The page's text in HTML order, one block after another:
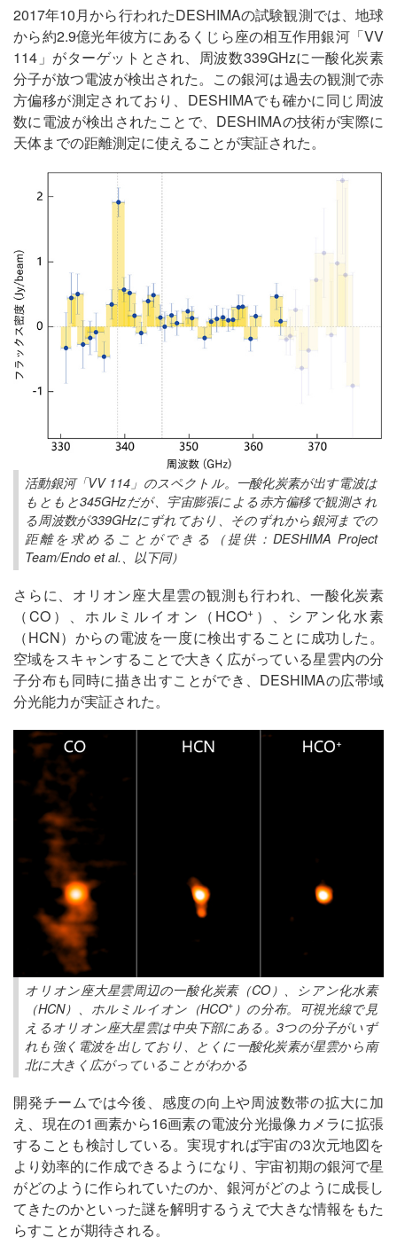
2017年10月から行われたDESHIMAの試験観測では、地球
から約2.9億光年彼方にあるくじら座の相互作用銀河「VV
114」がターゲットとされ、周波数339GHzに一酸化炭素
分子が放つ電波が検出された。この銀河は過去の観測で赤
方偏移が測定されており、DESHIMAでも確かに同じ周波
数に電波が検出されたことで、DESHIMAの技術が実際に
天体までの距離測定に使えることが実証された。
活動銀河「VV 114」のスペクトル。一酸化炭素が出す電波は
もともと345GHzだが、宇宙膨張による赤方偏移で観測され
る周波数が339GHzにずれており、そのずれから銀河までの
距離を求めることができる（提供：DESHIMA Project
Team/Endo et al.、以下同）
さらに、オリオン座大星雲の観測も行われ、一酸化炭素
（CO）、ホルミルイオン（HCO+ ）、シアン化水素
（HCN）からの電波を一度に検出することに成功した。
空域をスキャンすることで大きく広がっている星雲内の分
子分布も同時に描き出すことができ、DESHIMAの広帯域
分光能力が実証された。
オリオン座大星雲周辺の一酸化炭素（CO）、シアン化水素
（HCN）、ホルミルイオン（HCO+ ）の分布。可視光線で見
えるオリオン座大星雲は中央下部にある。3つの分子がいず
れも強く電波を出しており、とくに一酸化炭素が星雲から南
北に大きく広がっていることがわかる
開発チームでは今後、感度の向上や周波数帯の拡大に加
え、現在の1画素から16画素の電波分光撮像カメラに拡張
することも検討している。実現すれば宇宙の3次元地図を
より効率的に作成できるようになり、宇宙初期の銀河で星
がどのように作られていたのか、銀河がどのように成長し
てきたのかといった謎を解明するうえで大きな情報をもた
らすことが期待される。